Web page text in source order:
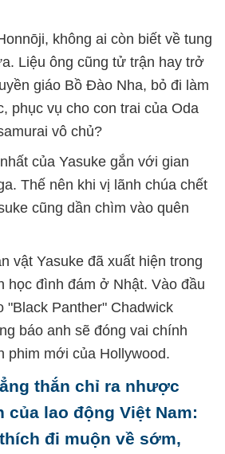
không ai còn biết về tung
Liệu ông cũng tử trận hay trở
giáo Bồ Đào Nha, bỏ đi làm
phục vụ cho con trai của Oda
vô chủ?
của Yasuke gắn với gian
Thế nên khi vị lãnh chúa chết
cũng dần chìm vào quên
vật Yasuke đã xuất hiện trong
học đình đám ở Nhật. Vào đầu
"Black Panther" Chadwick
báo anh sẽ đóng vai chính
phim mới của Hollywood.
thắn chỉ ra nhược
của lao động Việt Nam:
đi muộn về sớm,